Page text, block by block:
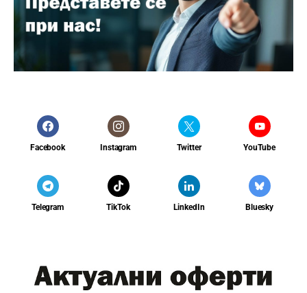
Facebook Instagram Twitter YouTube
Telegram TikTok LinkedIn Bluesky